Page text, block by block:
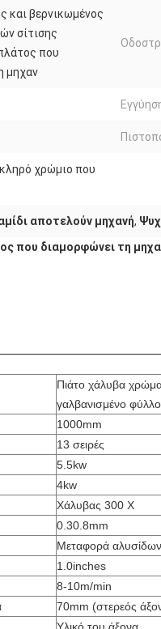
και βερνικωμένος
σίτισης
που
μηχαν
χρώμιο που
αποτελούν μηχανή,
που διαμορφώνει τη
Πιάτο χάλυβα
γαλβανισμένο φύλλο
1000mm
13 σειρές
5.5kw
4kw
Χάλυβας 300 Χ
0.30.8mm
Μεταφορά αλυσίδων
1.0inches
8-10m/min
70mm (στερεός
Υλικό του άξονα